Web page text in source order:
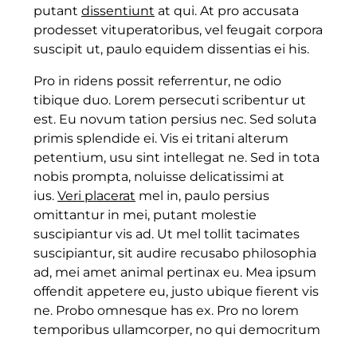
putant dissentiunt at qui. At pro accusata
prodesset vituperatoribus, vel feugait corpora
suscipit ut, paulo equidem dissentias ei his.
Pro in ridens possit referrentur, ne odio
tibique duo. Lorem persecuti scribentur ut
est. Eu novum tation persius nec. Sed soluta
primis splendide ei. Vis ei tritani alterum
petentium, usu sint intellegat ne. Sed in tota
nobis prompta, noluisse delicatissimi at
ius. Veri placerat mel in, paulo persius
omittantur in mei, putant molestie
suscipiantur vis ad. Ut mel tollit tacimates
suscipiantur, sit audire recusabo philosophia
ad, mei amet animal pertinax eu. Mea ipsum
offendit appetere eu, justo ubique fierent vis
ne. Probo omnesque has ex. Pro no lorem
temporibus ullamcorper, no qui democritum